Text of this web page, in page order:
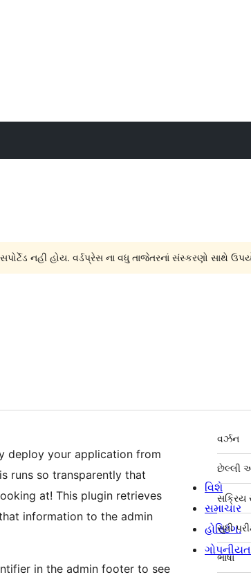
નહી હોય. વર્ડપ્રેસ ના વધુ તાજેતરનાં સંસ્કરણો સાથે
deploy your application from
runs so transparently that
at! This plugin retrieves
information to the admin
in the admin footer to see
મેટા
વર્ઝન
છેલ્લી
સક્રિય
સુધી
ભાષા
વિશે
સમાચાર
હોસ્ટિંગ.